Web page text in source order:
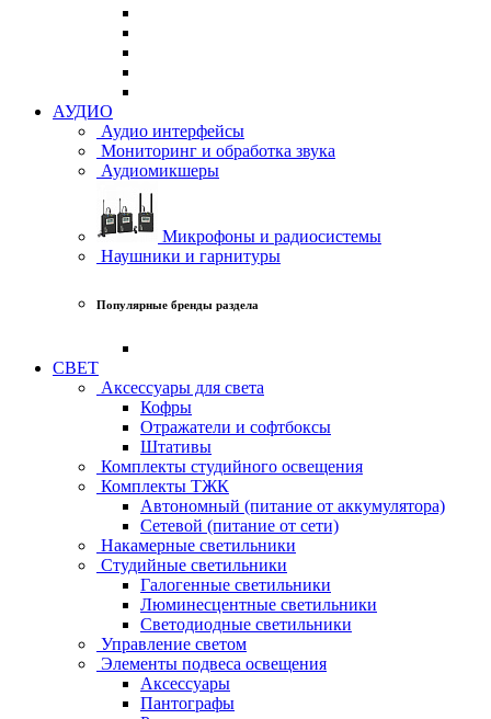
АУДИО
Аудио интерфейсы
Мониторинг и обработка звука
Аудиомикшеры
Микрофоны и радиосистемы
Наушники и гарнитуры
Популярные бренды раздела
СВЕТ
Аксессуары для света
Кофры
Отражатели и софтбоксы
Штативы
Комплекты студийного освещения
Комплекты ТЖК
Автономный (питание от аккумулятора)
Сетевой (питание от сети)
Накамерные светильники
Студийные светильники
Галогенные светильники
Люминесцентные светильники
Светодиодные светильники
Управление светом
Элементы подвеса освещения
Аксессуары
Пантографы